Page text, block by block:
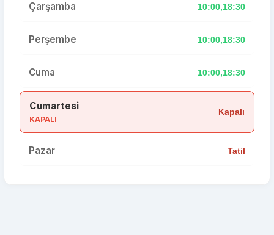
Çarşamba 10:00,18:30
Perşembe 10:00,18:30
Cuma 10:00,18:30
Cumartesi
KAPALI
Kapalı
Pazar Tatil